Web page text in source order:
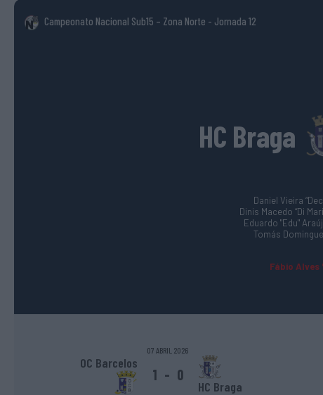
Campeonato Nacional Sub15 – Zona Norte - Jornada 12
HC Braga
Daniel Vieira
Dinis Macedo “Di
Eduardo "Edu"
Tomás
Fábio Alves
07 ABRIL 2026
OC Barcelos
1 - 0
HC Braga